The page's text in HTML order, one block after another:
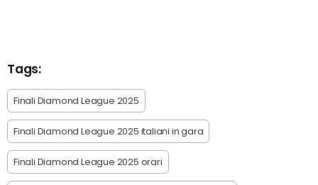
Tags:
Finali Diamond League 2025
Finali Diamond League 2025 italiani in gara
Finali Diamond League 2025 orari